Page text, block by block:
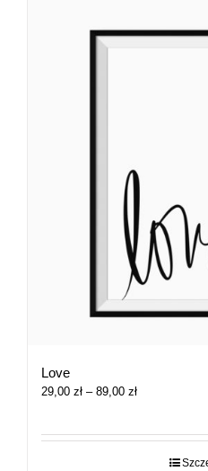
Love
29,00 zł – 89,00 złZakres
29,00 zł